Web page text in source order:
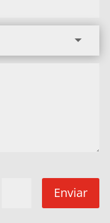
Enviar